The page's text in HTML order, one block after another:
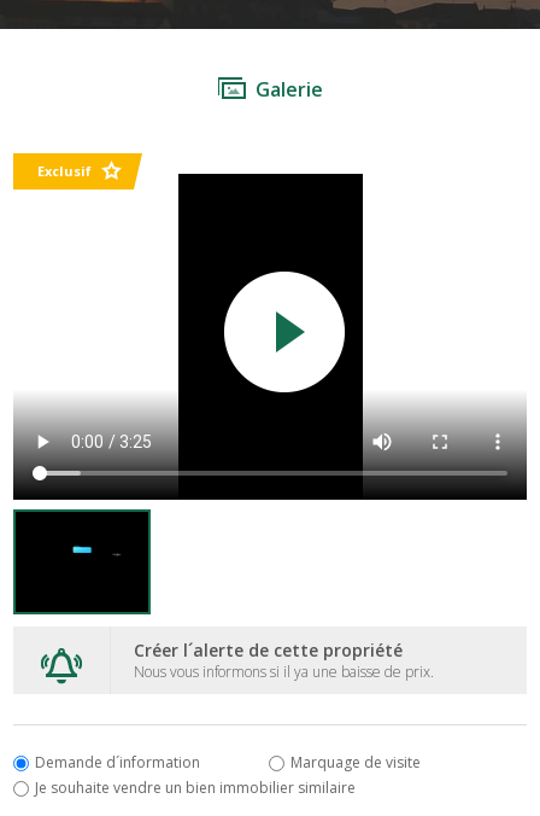
Galerie
Exclusif
Créer l´alerte de cette propriété
Nous vous informons si il ya une baisse de prix.
Demande d´information
Marquage de visite
Je souhaite vendre un bien immobilier similaire